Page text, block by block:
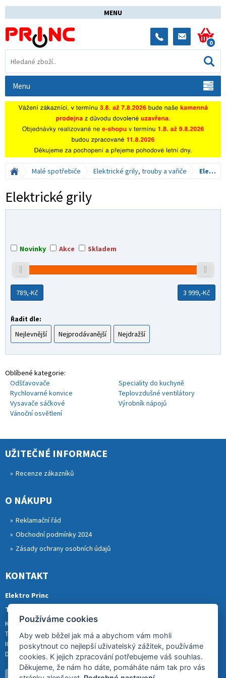
MENU
0
Menu
Malé spotřebiče Elektrické grily, trouby a vařiče Elektrické grily
Elektrické grily
Novinky Akce Skladem
789,-Kč 3 999,-Kč
Řadit dle:
Nejlevnější Nejprodávanější Nejdražší
Oblíbené kategorie:
Odšťavovače
Speciality do kuchyně
Rychlovarné konvice
Teplovzdušné ventilátory
Vysavače sáčkové
Výrobník nápojů
Vánoční osvětlení
UŽITEČNÉ INFORMACE
Recenze zákazníků
O NÁKUPU
Reklamační řád
Obchodní podmínky 2024
Zásady ochrany osobních údajů
KONTAKT
Elektro Princ
Tomáš Princ
Krkonošská 290, 46841 TANVALD
Tel.: 773 880 988
IČ: 01153731
DIČ: CZ8007202522
Používáme cookies
Aby web běžel jak má a abychom vám mohli
poskytnout co nejlepší uživatelský zážitek, používáme
cookies. K jejich zpracování potřebujeme váš souhlas.
Děkujeme, že nám ho dáte, pomáháte nám tak pro vás